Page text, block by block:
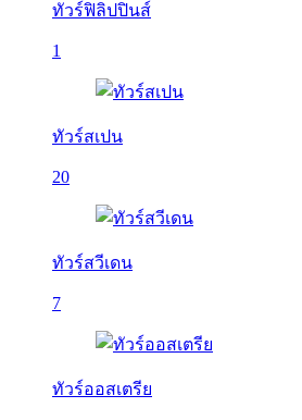
ทัวร์ฟิลิปปินส์
1
ทัวร์สเปน
20
ทัวร์สวีเดน
7
ทัวร์ออสเตรีย